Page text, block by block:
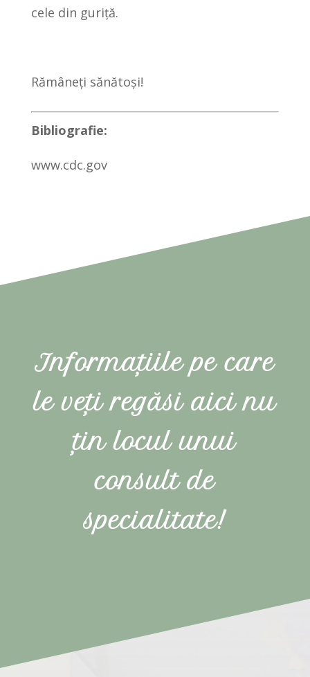
cele din guriță.
Rămâneți sănătoși!
Bibliografie:
www.cdc.gov
Informațiile pe care
le veți regăsi aici nu
țin locul unui
consult de
specialitate!